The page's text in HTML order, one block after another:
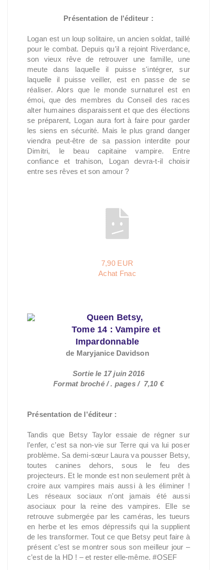
Présentation de l'éditeur :
Logan est un loup solitaire, un ancien soldat, taillé
pour le combat. Depuis qu’il a rejoint Riverdance,
son vieux rêve de retrouver une famille, une
meute dans laquelle il puisse s'intégrer, sur
laquelle il puisse veiller, est en passe de se
réaliser. Alors que le monde surnaturel est en
émoi, que des membres du Conseil des races
alter humaines disparaissent et que des élections
se préparent, Logan aura fort à faire pour garder
les siens en sécurité. Mais le plus grand danger
viendra peut-être de sa passion interdite pour
Dimitri, le beau capitaine vampire. Entre
confiance et trahison, Logan devra-t-il choisir
entre ses rêves et son amour ?
7,90 EUR
Achat Fnac
Queen Betsy,
Tome 14 : Vampire et
Impardonnable
de Maryjanice Davidson
Sortie le 17 juin 2016
Format broché / . pages / 7,10 €
Présentation de l'éditeur :
Tandis que Betsy Taylor essaie de régner sur
l’enfer, c’est sa non-vie sur Terre qui va lui poser
problème. Sa demi-sœur Laura va pousser Betsy,
toutes canines dehors, sous le feu des
projecteurs. Et le monde est non seulement prêt à
croire aux vampires mais aussi à les éliminer !
Les réseaux sociaux n’ont jamais été aussi
asociaux pour la reine des vampires. Elle se
retrouve submergée par les caméras, les tueurs
en herbe et les emos dépressifs qui la supplient
de les transformer. Tout ce que Betsy peut faire à
présent c’est se montrer sous son meilleur jour –
c’est de la HD ! – et rester elle-même. #OSEF